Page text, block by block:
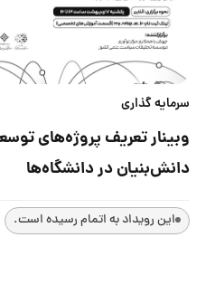
سرمایه گذاری
وبینار تعریف پروژه‌های
دانش‌بنیان در دانشگاه‌‌ها
این رویداد به اتمام رسیده است.